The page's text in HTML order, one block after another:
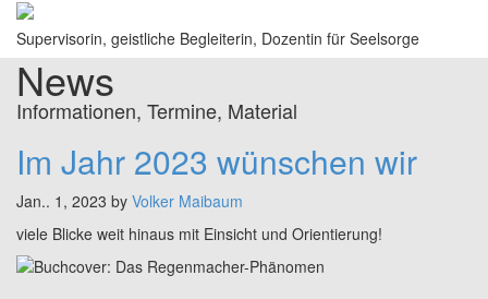
Supervisorin, geistliche Begleiterin, Dozentin für Seelsorge
News
Informationen, Termine, Material
Im Jahr 2023 wünschen wir
Jan.. 1, 2023 by Volker Maibaum
viele Blicke weit hinaus mit Einsicht und Orientierung!